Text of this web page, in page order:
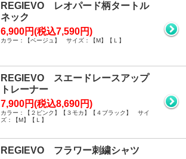
REGIEVO レオパード柄タートル
ネック
6,900円(税込7,590円)
カラー：【ベージュ】 サイズ：【M】【Ｌ】
REGIEVO スエードレースアップ
トレーナー
7,900円(税込8,690円)
カラー：【２ピンク】【３モカ】【４ブラック】 サイ
ズ：【M】【Ｌ】
REGIEVO フラワー刺繍シャツ